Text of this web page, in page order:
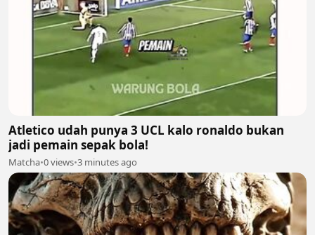
Atletico udah punya 3 UCL kalo ronaldo bukan
jadi pemain sepak bola!
Matcha•0 views•3 minutes ago